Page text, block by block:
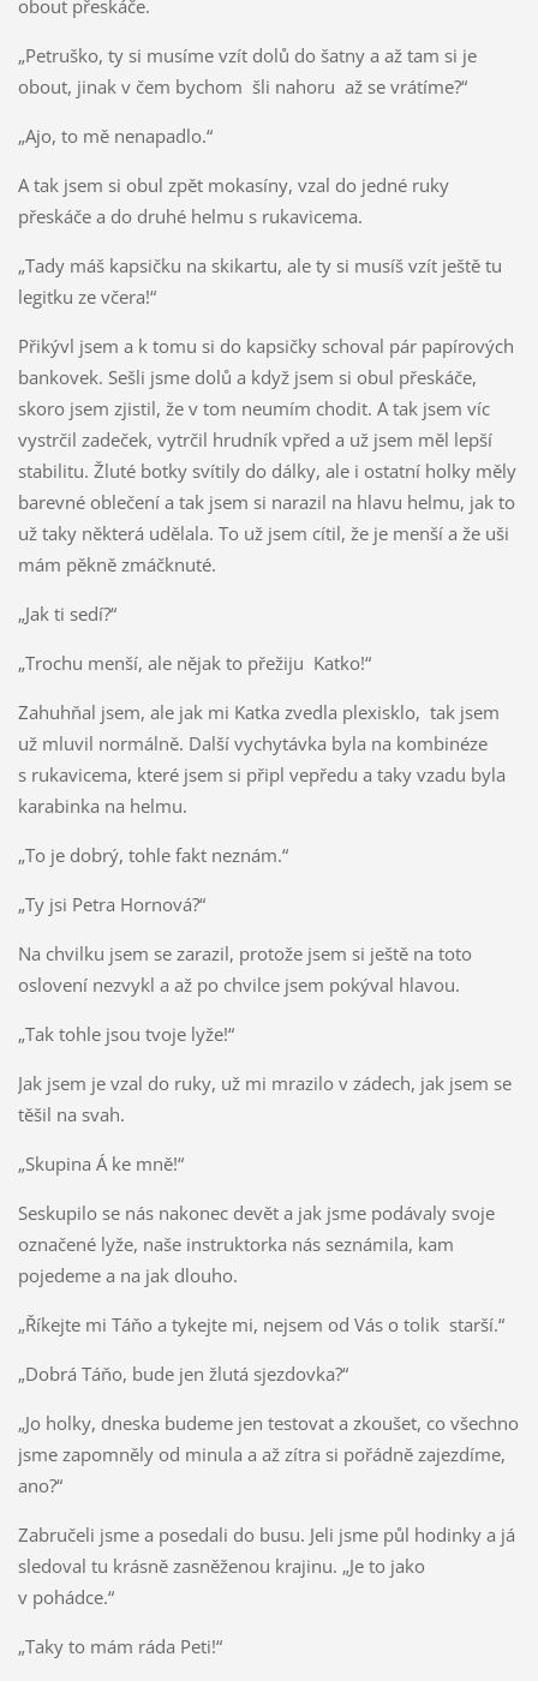
obout přeskáče.
„Petruško, ty si musíme vzít dolů do šatny a až tam si je
obout, jinak v čem bychom šli nahoru až se vrátíme?“
„Ajo, to mě nenapadlo.“
A tak jsem si obul zpět mokasíny, vzal do jedné ruky
přeskáče a do druhé helmu s rukavicema.
„Tady máš kapsičku na skikartu, ale ty si musíš vzít ještě tu
legitku ze včera!“
Přikývl jsem a k tomu si do kapsičky schoval pár papírových
bankovek. Sešli jsme dolů a když jsem si obul přeskáče,
skoro jsem zjistil, že v tom neumím chodit. A tak jsem víc
vystrčil zadeček, vytrčil hrudník vpřed a už jsem měl lepší
stabilitu. Žluté botky svítily do dálky, ale i ostatní holky měly
barevné oblečení a tak jsem si narazil na hlavu helmu, jak to
už taky některá udělala. To už jsem cítil, že je menší a že uši
mám pěkně zmáčknuté.
„Jak ti sedí?“
„Trochu menší, ale nějak to přežiju Katko!“
Zahuhňal jsem, ale jak mi Katka zvedla plexisklo, tak jsem
už mluvil normálně. Další vychytávka byla na kombinéze
s rukavicema, které jsem si připl vepředu a taky vzadu byla
karabinka na helmu.
„To je dobrý, tohle fakt neznám.“
„Ty jsi Petra Hornová?“
Na chvilku jsem se zarazil, protože jsem si ještě na toto
oslovení nezvykl a až po chvilce jsem pokýval hlavou.
„Tak tohle jsou tvoje lyže!“
Jak jsem je vzal do ruky, už mi mrazilo v zádech, jak jsem se
těšil na svah.
„Skupina Á ke mně!“
Seskupilo se nás nakonec devět a jak jsme podávaly svoje
označené lyže, naše instruktorka nás seznámila, kam
pojedeme a na jak dlouho.
„Říkejte mi Táňo a tykejte mi, nejsem od Vás o tolik starší.“
„Dobrá Táňo, bude jen žlutá sjezdovka?“
„Jo holky, dneska budeme jen testovat a zkoušet, co všechno
jsme zapomněly od minula a až zítra si pořádně zajezdíme,
ano?“
Zabručeli jsme a posedali do busu. Jeli jsme půl hodinky a já
sledoval tu krásně zasněženou krajinu. „Je to jako
v pohádce.“
„Taky to mám ráda Peti!“